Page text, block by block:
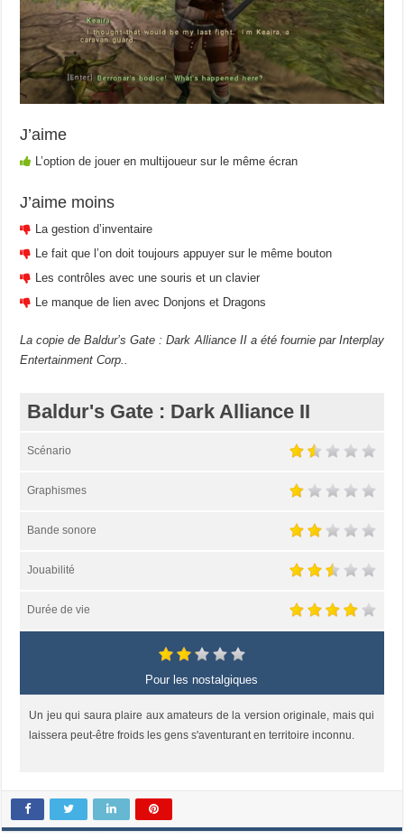
J’aime
L’option de jouer en multijoueur sur le même écran
J’aime moins
La gestion d’inventaire
Le fait que l’on doit toujours appuyer sur le même bouton
Les contrôles avec une souris et un clavier
Le manque de lien avec Donjons et Dragons
La copie de Baldur’s Gate : Dark Alliance II a été fournie par Interplay
Entertainment Corp..
Baldur's Gate : Dark Alliance II
Scénario
Graphismes
Bande sonore
Jouabilité
Durée de vie
Pour les nostalgiques
Un jeu qui saura plaire aux amateurs de la version originale, mais qui
laissera peut-être froids les gens s'aventurant en territoire inconnu.